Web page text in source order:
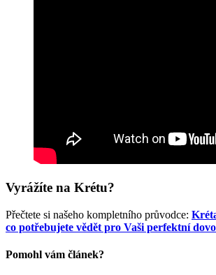
Vyrážíte na Krétu?
Přečtete si našeho kompletního průvodce:
co potřebujete vědět pro Vaši perfektní
Pomohl vám článek?